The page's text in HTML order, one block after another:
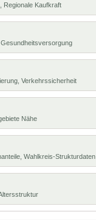
Regionale Kaufkraft
Verkehrssicherheit
Nähe
Wahlkreis-Strukturdaten